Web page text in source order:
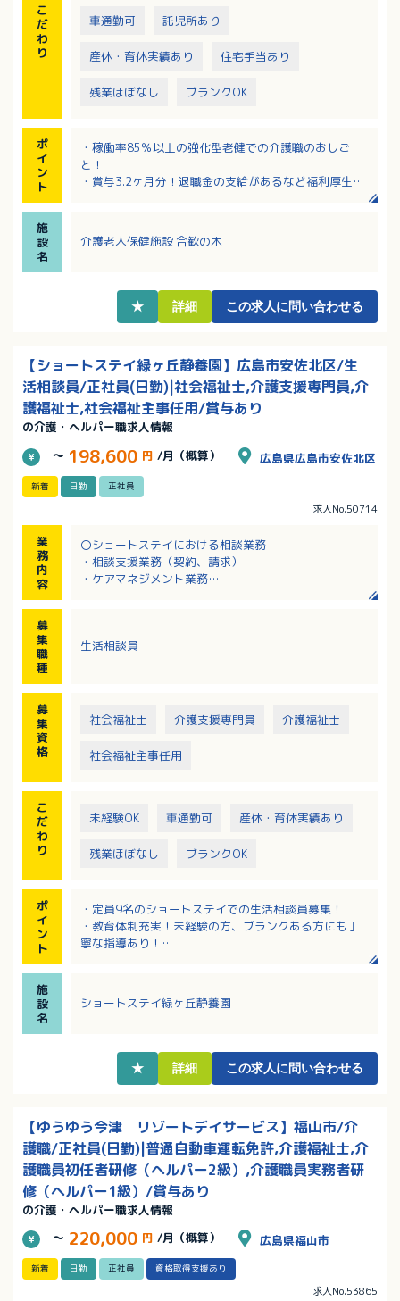
こ
だ
わ
り
車通勤可 託児所あり
産休・育休実績あり 住宅手当あり
残業ほぼなし ブランクOK
ポ
イ
ン
ト
・稼働率85％以上の強化型老健での介護職のおしご
と！
・賞与3.2ヶ月分！退職金の支給があるなど福利厚生充
・3ヶ月間プリセプターと同じシフトで勤務の為、ブラ
ンクのある方・施設経験浅い方も安心！
施
設
名
介護老人保健施設 合歓の木
★ 詳細 この求人に問い合わせる
【ショートステイ緑ヶ丘静養園】広島市安佐北区/生
活相談員/正社員(日勤)|社会福祉士,介護支援専門員,介
護福祉士,社会福祉主事任用/賞与あり
の介護・ヘルパー職求人情報
～ 198,600 円 /月（概算） 広島県広島市安佐北区
新着 日勤 正社員
求人No.50714
業
務
内
容
〇ショートステイにおける相談業務
・相談支援業務（契約、請求）
・ケアマネジメント業務
・その他、上記に付随する業務
募
集
職
種
生活相談員
募
集
資
格
社会福祉士 介護支援専門員 介護福祉士
社会福祉主事任用
こ
だ
わ
り
未経験OK 車通勤可 産休・育休実績あり
残業ほぼなし ブランクOK
ポ
イ
ン
ト
・定員9名のショートステイでの生活相談員募集！
・教育体制充実！未経験の方、ブランクある方にも丁
寧な指導あり！
施
設
名
ショートステイ緑ヶ丘静養園
★ 詳細 この求人に問い合わせる
【ゆうゆう今津 リゾートデイサービス】福山市/介
護職/正社員(日勤)|普通自動車運転免許,介護福祉士,介
護職員初任者研修（ヘルパー2級）,介護職員実務者研
修（ヘルパー1級）/賞与あり
の介護・ヘルパー職求人情報
～ 220,000 円 /月（概算） 広島県福山市
新着 日勤 正社員 資格取得支援あり
求人No.53865